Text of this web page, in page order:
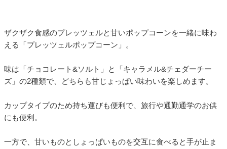
ザクザク食感のプレッツェルと甘いポップコーンを一緒に味わ
える「プレッツェルポップコーン」。
味は「チョコレート&ソルト」と「キャラメル&チェダーチー
ズ」の2種類で、どちらも甘じょっぱい味わいを楽しめます。
カップタイプのため持ち運びも便利で、旅行や通勤通学のお供
にも便利。
一方で、甘いものとしょっぱいものを交互に食べると手が止ま